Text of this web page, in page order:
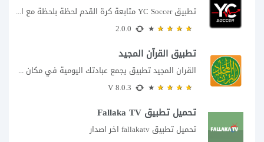
تطبيق YC Soccer متابعة كرة القدم لحظة بلحظة مع اقتراب مباراة مصر والأرجنتين في...
تطبيق القرآن المجيد
القران المجيد تطبيق يجمع عبادتك اليومية في مكان واحد إذا كنت تبحث عن تطبيق...
تحميل تطبيق Fallaka TV
تحميل تطبيق fallakatv اخر اصدار